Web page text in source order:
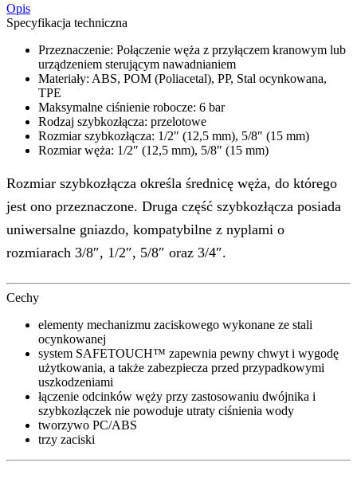
Opis
Specyfikacja techniczna
Przeznaczenie: Połączenie węża z przyłączem kranowym lub
urządzeniem sterującym nawadnianiem
Materiały: ABS, POM (Poliacetal), PP, Stal ocynkowana,
TPE
Maksymalne ciśnienie robocze: 6 bar
Rodzaj szybkozłącza: przelotowe
Rozmiar szybkozłącza: 1/2″ (12,5 mm), 5/8″ (15 mm)
Rozmiar węża: 1/2″ (12,5 mm), 5/8″ (15 mm)
Rozmiar szybkozłącza określa średnicę węża, do którego
jest ono przeznaczone. Druga część szybkozłącza posiada
uniwersalne gniazdo, kompatybilne z nyplami o
rozmiarach 3/8″, 1/2″, 5/8″ oraz 3/4″.
Cechy
elementy mechanizmu zaciskowego wykonane ze stali
ocynkowanej
system SAFETOUCH™ zapewnia pewny chwyt i wygodę
użytkowania, a także zabezpiecza przed przypadkowymi
uszkodzeniami
łączenie odcinków węży przy zastosowaniu dwójnika i
szybkozłączek nie powoduje utraty ciśnienia wody
tworzywo PC/ABS
trzy zaciski